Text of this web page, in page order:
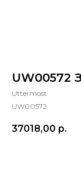
UW00572
Uttermost
UW00572
37018,00 р.